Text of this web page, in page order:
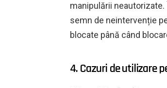
manipulării
semn de neintervenție
blocate până când
4. Cazuri de utilizare